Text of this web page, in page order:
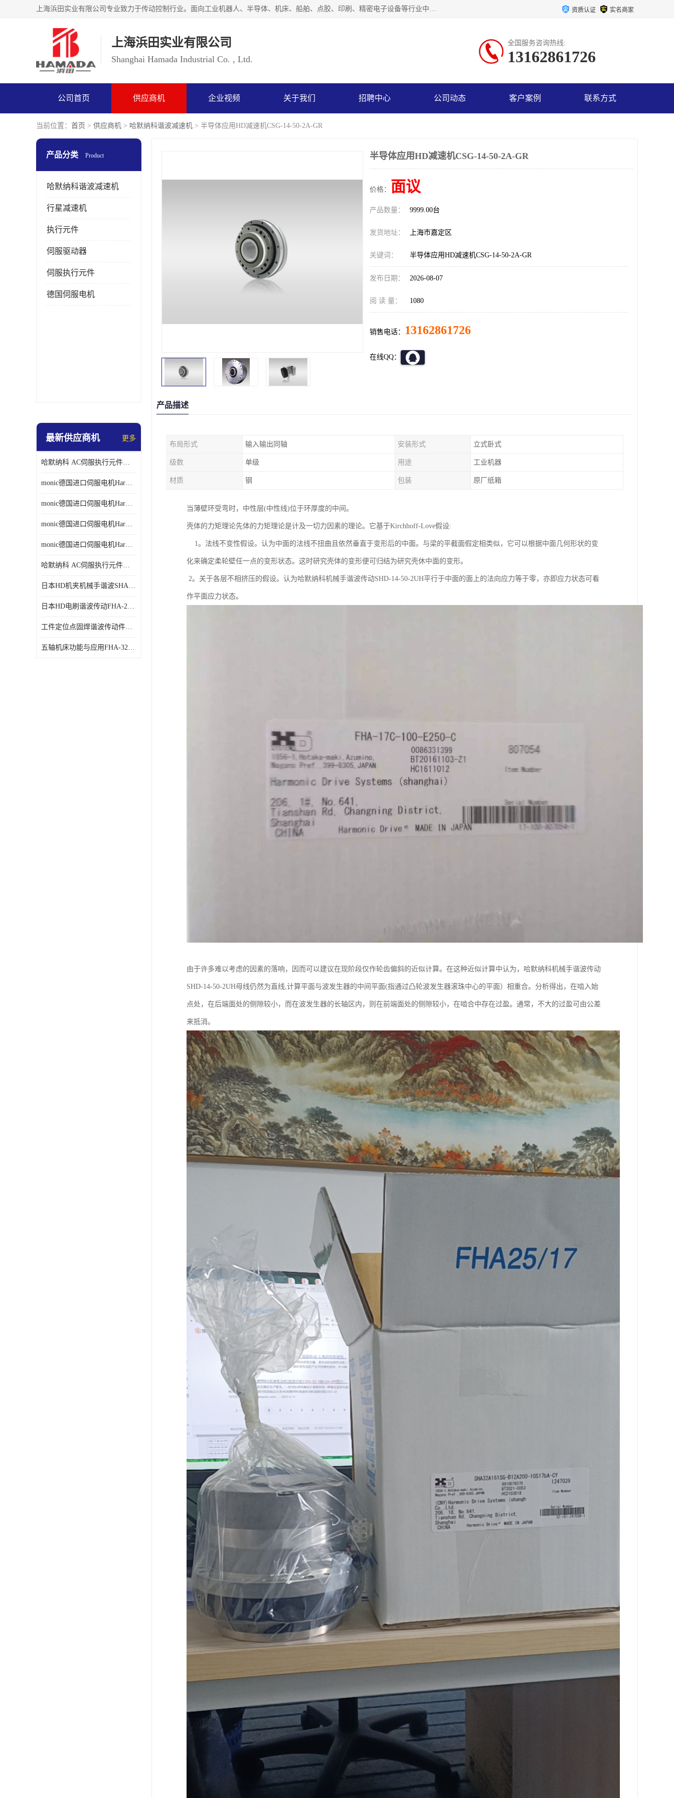
上海浜田实业有限公司专业致力于传动控制行业。面向工业机器人、半导体、机床、船舶、点胶、印刷、精密电子设备等行业中的运动控制技术。为日本哈默纳科（HarmonicDrive简称HD）中国地区定代理商，其生产的HarmonicDrive谐波减速机，具有轻量、小型、传动效率高、减速范围广、精度高等特点，被广泛应用于各种传动系统中。完善的技术，完善的售后，让您的选择无后顾之忧，欢迎您的来电洽谈！ 资质认证 实名商家
上海浜田实业有限公司
Shanghai Hamada Industrial Co. , Ltd.
全国服务咨询热线:
13162861726
公司首页 供应商机 企业视频 关于我们 招聘中心 公司动态 客户案例 联系方式
当前位置： 首页 > 供应商机 > 哈默纳科谐波减速机 > 半导体应用HD减速机CSG-14-50-2A-GR
产品分类 Product
哈默纳科谐波减速机
行星减速机
执行元件
伺服驱动器
伺服执行元件
德国伺服电机
最新供应商机 更多
哈默纳科 AC伺服执行元件扁平型SHA系列 议价
monic德国进口伺服电机Har中国总代理单价
monic德国进口伺服电机Har中国总代理代理
monic德国进口伺服电机Har中国总代理公司
monic德国进口伺服电机Har中国总代理供应
哈默纳科 AC伺服执行元件扁平型SHA系列
日本HD机夹机械手谐波SHA32A120CG-B12B
日本HD电刷谐波传动FHA-25C-50-E250-C
工件定位点固焊谐波传动件哈默纳科CSF-45-100-2UH
五轴机床功能与应用FHA-32C-50-US250
半导体应用HD减速机CSG-14-50-2A-GR
价格： 面议
产品数量： 9999.00台
发货地址： 上海市嘉定区
关键词： 半导体应用HD减速机CSG-14-50-2A-GR
发布日期： 2026-08-07
阅 读 量： 1080
销售电话： 13162861726
在线QQ：
产品描述
布局形式 输入输出同轴 安装形式 立式卧式
级数 单级 用途 工业机器
材质 钢 包装 原厂纸箱
当薄壁环受弯时，中性层(中性线)位于环厚度的中间。
壳体的力矩理论先体的力矩理论是计及一切力因素的理论。它基于Kirchhoff-Love假设:
1。法线不变性假设。认为中面的法线不扭曲且依然垂直于变形后的中面。与梁的平截面假定相类似，它可以根据中面几何形状的变
化来确定柔轮壁任一点的变形状态。这时研究壳体的变形便可归结为研究壳休中面的变形。
2。关于各层不相挤压的假设。认为哈默纳科机械手谐波传动SHD-14-50-2UH平行于中面的面上的法向应力等于零，亦即应力状态可看
作平面应力状态。
由于许多难以考虑的因素的落响，因而可以建议在现阶段仅作轮齿偏斜的近似计算。在这种近似计算中认为，哈默纳科机械手谐波传动
SHD-14-50-2UH母线仍然为直线,计算平面与波发生器的中间平面(指通过凸轮波发生器滚珠中心的平面）相重合。分析得出，在啮入始
点处，在后端面处的侧隙较小，而在波发生器的长轴区内，则在前端面处的侧隙较小，在啮合中存在过盈。通常，不大的过盈可由公差
来抵消。